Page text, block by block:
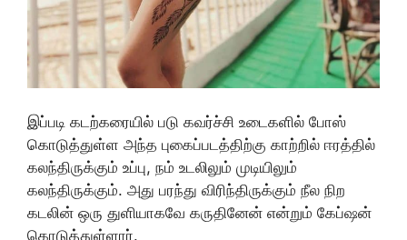
இப்படி கடற்கரையில் படு கவர்ச்சி உடைகளில் போஸ்
கொடுத்துள்ள அந்த புகைப்படத்திற்கு காற்றில் ஈரத்தில்
கலந்திருக்கும் உப்பு, நம் உடலிலும் முடியிலும்
கலந்திருக்கும். அது பரந்து விரிந்திருக்கும் நீல நிற
கடலின் ஒரு துளியாகவே கருதினேன் என்றும் கேப்ஷன்
கொடுத்துள்ளார்.